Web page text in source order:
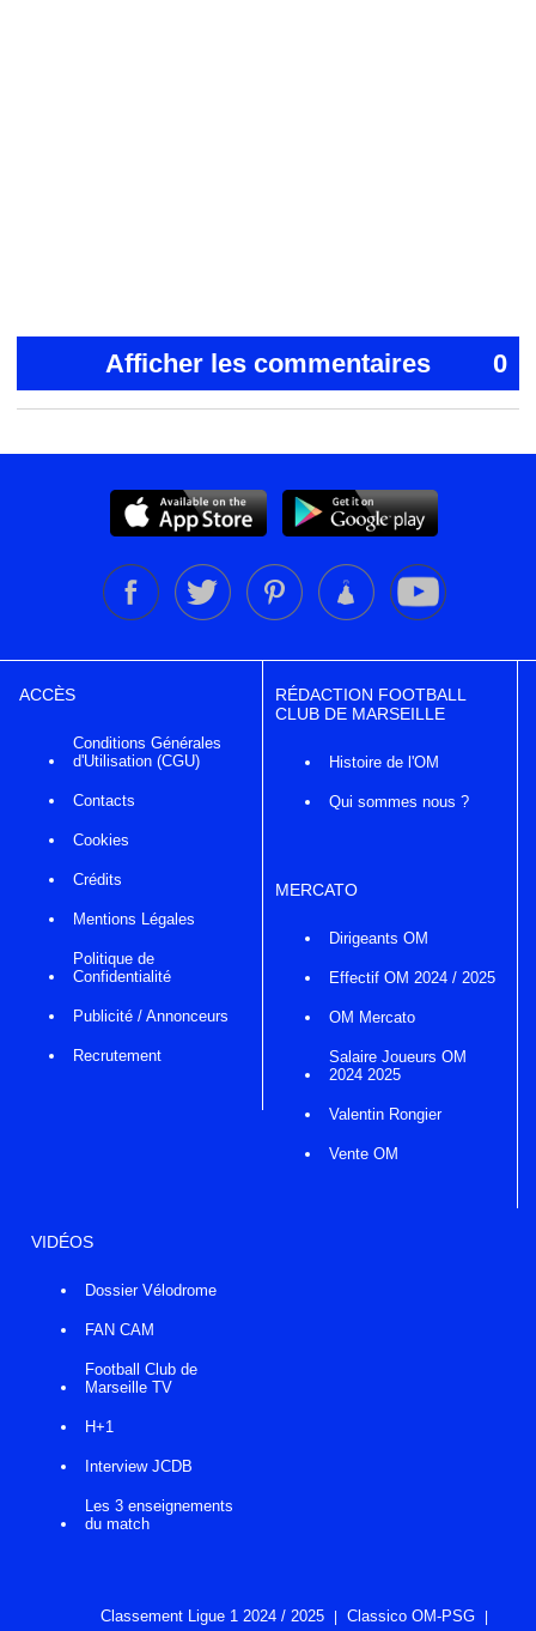
Afficher les commentaires 0
ACCÈS
Conditions Générales
d'Utilisation (CGU)
Contacts
Cookies
Crédits
Mentions Légales
Politique de
Confidentialité
Publicité / Annonceurs
Recrutement
RÉDACTION FOOTBALL
CLUB DE MARSEILLE
Histoire de l'OM
Qui sommes nous ?
MERCATO
Dirigeants OM
Effectif OM 2024 / 2025
OM Mercato
Salaire Joueurs OM
2024 2025
Valentin Rongier
Vente OM
VIDÉOS
Dossier Vélodrome
FAN CAM
Football Club de
Marseille TV
H+1
Interview JCDB
Les 3 enseignements
du match
Classement Ligue 1 2024 / 2025 Classico OM-PSG